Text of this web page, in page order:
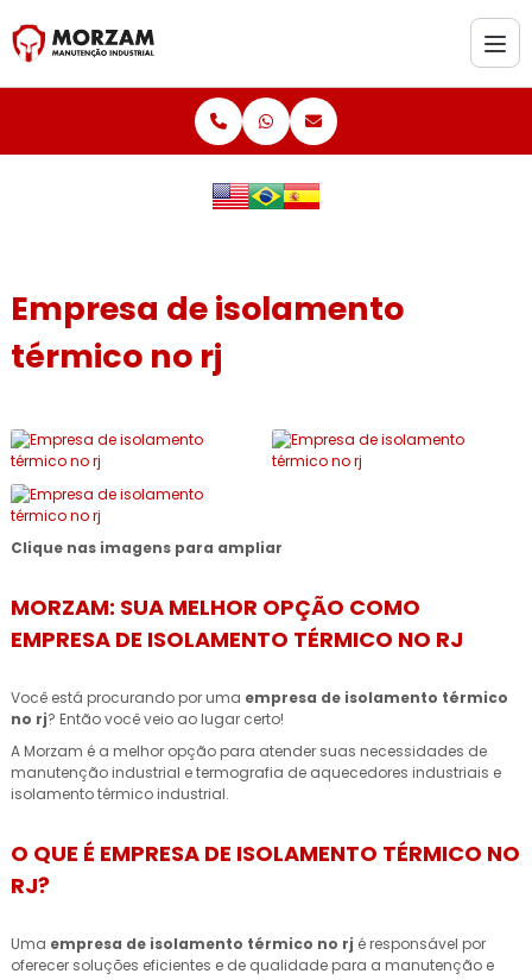
Empresa de isolamento
térmico no rj
Clique nas imagens para ampliar
MORZAM: SUA MELHOR OPÇÃO COMO
EMPRESA DE ISOLAMENTO TÉRMICO NO RJ
Você está procurando por uma empresa de isolamento térmico
no rj? Então você veio ao lugar certo!
A Morzam é a melhor opção para atender suas necessidades de
manutenção industrial e termografia de aquecedores industriais e
isolamento térmico industrial.
O QUE É EMPRESA DE ISOLAMENTO TÉRMICO NO
RJ?
Uma empresa de isolamento térmico no rj é responsável por
oferecer soluções eficientes e de qualidade para a manutenção e